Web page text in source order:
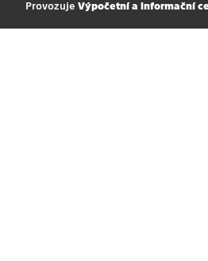
Provozuje Výpočetní a informační